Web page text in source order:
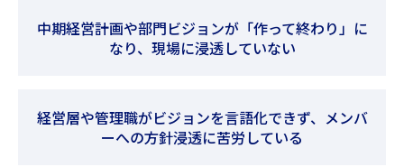
中期経営計画や部門ビジョンが「作って終わり」に
なり、現場に浸透していない
経営層や管理職がビジョンを言語化できず、メンバ
ーへの方針浸透に苦労している